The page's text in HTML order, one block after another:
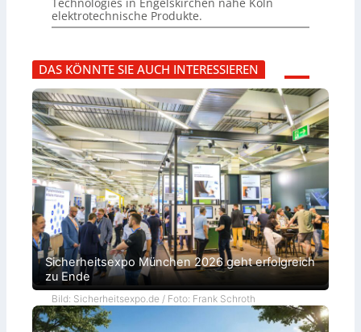
elektrotechnische Produkte.
DAS KÖNNTE SIE AUCH INTERESSIEREN
Sicherheitsexpo München 2026 geht erfolgreich
zu Ende
Bild: Sicherheitsexpo.de / Foto: Frank Schroth